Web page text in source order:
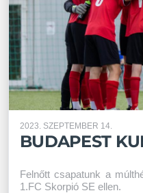
2023. SZEPTEMBER 14.
BUDAPEST
Felnőtt csapatunk a
1.FC Skorpió SE ellen.